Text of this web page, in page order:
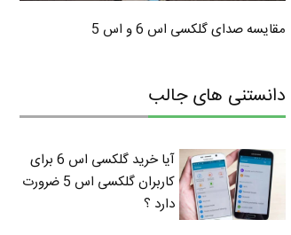
مقایسه صدای گلکسی اس 6 و اس 5
دانستنی های جالب
آیا خرید گلکسی اس 6 برای
کاربران گلکسی اس 5 ضرورت
دارد ؟